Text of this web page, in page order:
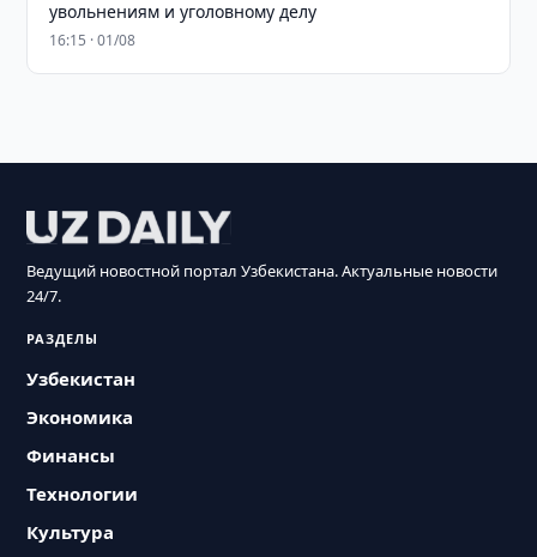
увольнениям и уголовному делу
16:15 · 01/08
Ведущий новостной портал Узбекистана. Актуальные новости
24/7.
РАЗДЕЛЫ
Узбекистан
Экономика
Финансы
Технологии
Культура